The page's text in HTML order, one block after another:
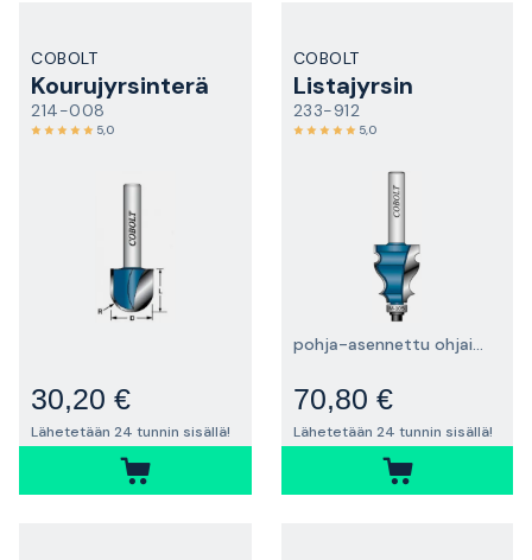
COBOLT
Kourujyrsinterä
214-008
5,0
30,20 €
Lähetetään 24 tunnin sisällä!
COBOLT
Listajyrsin
233-912
5,0
pohja-asennettu ohjainlaakeri
70,80 €
Lähetetään 24 tunnin sisällä!